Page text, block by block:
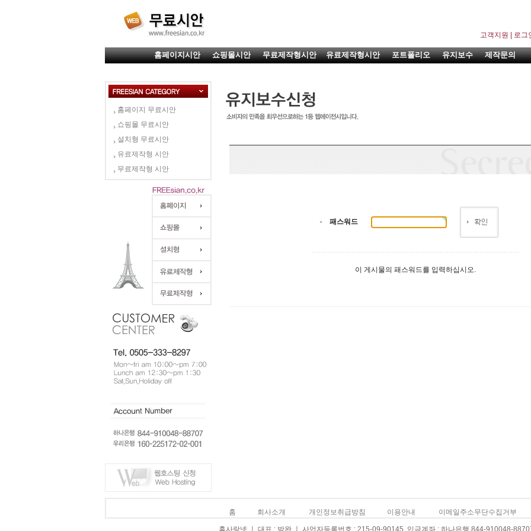
고객지원 로그
홈페이지시안 쇼핑몰시안 무료제작형시안 유료제작형시안 포트폴리오 유지보수 제작문의
홈페이지 무료시안
쇼핑몰 무료시안
설치형 무료시안
유료제작형 시안
무료제작형 시안
패스워드
이 게시물의 패스워드를 입력하십시오.
홈 회사소개 개인정보취급방침 이용안내 이메일주소무단수집거부
홈사랑넷 ㅣ 대표 : 박완 ㅣ 사업자등록번호 : 215-09-90145 입금계좌 : 하나은행 844-910048-